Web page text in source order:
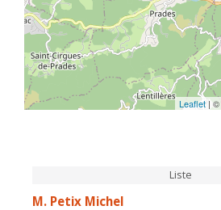
Leaflet | ©
Liste
M. Petix Michel